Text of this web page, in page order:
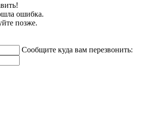
ошибка.
позже.
Сообщите куда вам перезвонить: